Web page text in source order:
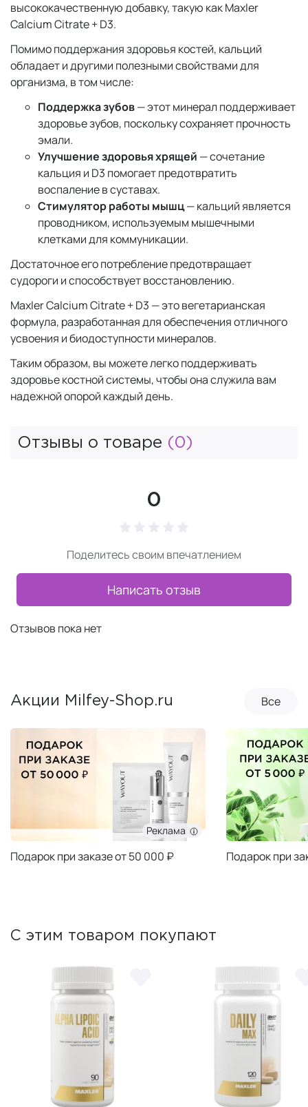
высококачественную добавку, такую как Maxler
Calcium Citrate + D3.
Помимо поддержания здоровья костей, кальций
обладает и другими полезными свойствами для
организма, в том числе:
Поддержка зубов— этот минерал поддерживает
здоровье зубов, поскольку сохраняет прочность
эмали.
Улучшение здоровья хрящей — сочетание
кальция и D3 помогает предотвратить
воспаление в суставах.
Стимулятор работы мышц— кальций является
проводником, используемым мышечными
клетками для коммуникации.
Достаточное его потребление предотвращает
судороги и способствует восстановлению.
Maxler Calcium Citrate + D3 — это вегетарианская
формула, разработанная для обеспечения отличного
усвоения и биодоступности минералов.
Таким образом, вы можете легко поддерживать
здоровье костной системы, чтобы она служила вам
надежной опорой каждый день.
Отзывы о товаре (0)
0
Поделитесь своим впечатлением
Написать отзыв
Отзывов пока нет
Акции Milfey-Shop.ru Все
Реклама
Подарок при заказе от 50 000 ₽ Подарок при
С этим товаром покупают